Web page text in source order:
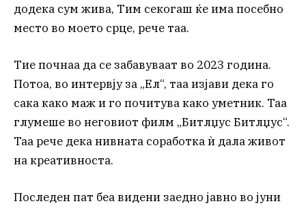
додека сум жива, Тим секогаш ќе има посебно
место во моето срце, рече таа.
Тие почнаа да се забавуваат во 2023 година.
Потоа, во интервју за „Ел“, таа изјави дека го
сака како маж и го почитува како уметник. Таа
глумеше во неговиот филм „Битлџус Битлџус“.
Таа рече дека нивната соработка ѝ дала живот
на креативноста.
Последен пат беа видени заедно јавно во јуни